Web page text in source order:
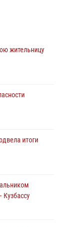
закон о
причинения
и защитили
жительницу
итоги
Кузбассу